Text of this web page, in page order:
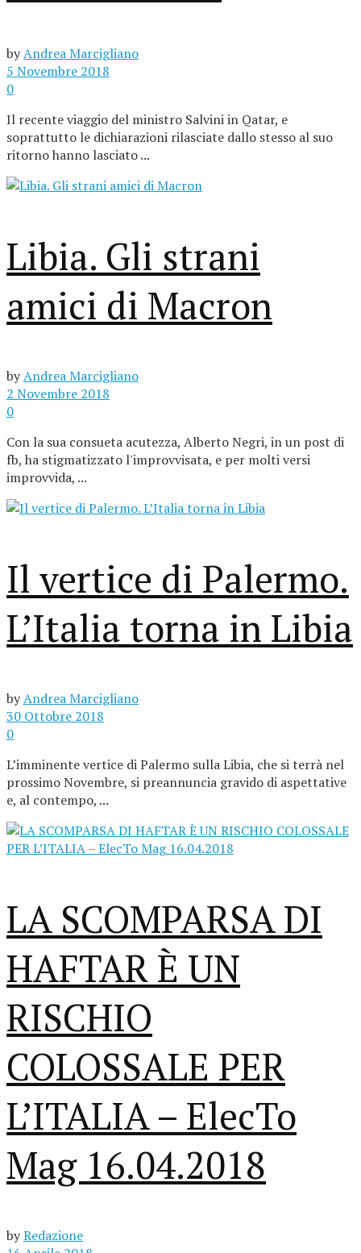
byAndrea Marcigliano
5 Novembre 2018
0
Il recente viaggio del ministro Salvini in Qatar, e
soprattutto le dichiarazioni rilasciate dallo stesso al suo
ritorno hanno lasciato ...
Libia. Gli strani
amici di Macron
byAndrea Marcigliano
2 Novembre 2018
0
Con la sua consueta acutezza, Alberto Negri, in un post di
fb, ha stigmatizzato l'improvvisata, e per molti versi
improvvida, ...
Il vertice di Palermo.
L’Italia torna in Libia
byAndrea Marcigliano
30 Ottobre 2018
0
L’imminente vertice di Palermo sulla Libia, che si terrà nel
prossimo Novembre, si preannuncia gravido di aspettative
e, al contempo, ...
LA SCOMPARSA DI
HAFTAR È UN
RISCHIO
COLOSSALE PER
L’ITALIA – ElecTo
Mag 16.04.2018
byRedazione